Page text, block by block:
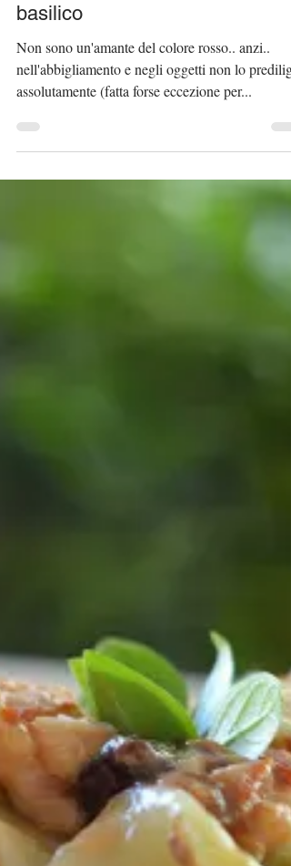
Sughetto al pomodoro e
basilico
Non sono un'amante del colore rosso.. anzi..
nell'abbigliamento e negli oggetti non lo prediligo
assolutamente (fatta forse eccezione per...